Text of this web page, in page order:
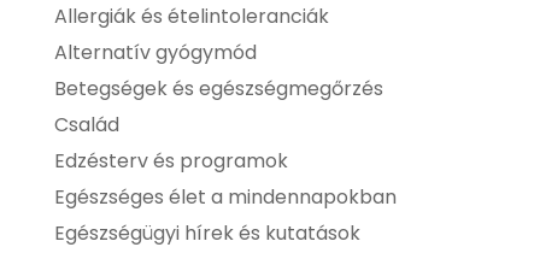
Allergiák és ételintoleranciák
Alternatív gyógymód
Betegségek és egészségmegőrzés
Család
Edzésterv és programok
Egészséges élet a mindennapokban
Egészségügyi hírek és kutatások